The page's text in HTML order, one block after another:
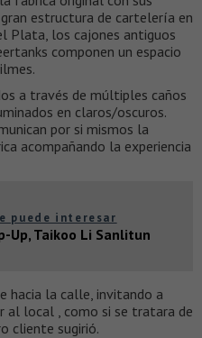
estructura de cartelería en
Plata, los cajones antiguos
componen un espacio
a través de múltiples caños
en claros/oscuros.
por si mismos la
acompañando la experiencia
puede interesar
Up, Taikoo Li Sanlitun
hacia la calle, invitando a
al local , como si se tratara de
cliente sugirió.